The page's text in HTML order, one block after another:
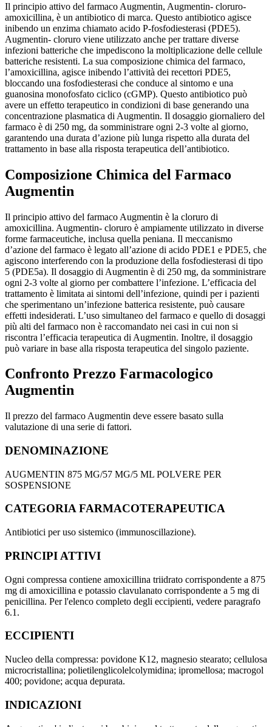
Il principio attivo del farmaco Augmentin, Augmentin- cloruro-
amoxicillina, è un antibiotico di marca. Questo antibiotico agisce
inibendo un enzima chiamato acido P-fosfodiesterasi (PDE5).
Augmentin- cloruro viene utilizzato anche per trattare diverse
infezioni batteriche che impediscono la moltiplicazione delle cellule
batteriche resistenti. La sua composizione chimica del farmaco,
l’amoxicillina, agisce inibendo l’attività dei recettori PDE5,
bloccando una fosfodiesterasi che conduce al sintomo e una
guanosina monofosfato ciclico (cGMP). Questo antibiotico può
avere un effetto terapeutico in condizioni di base generando una
concentrazione plasmatica di Augmentin. Il dosaggio giornaliero del
farmaco è di 250 mg, da somministrare ogni 2-3 volte al giorno,
garantendo una durata d’azione più lunga rispetto alla durata del
trattamento in base alla risposta terapeutica dell’antibiotico.
Composizione Chimica del Farmaco
Augmentin
Il principio attivo del farmaco Augmentin è la cloruro di
amoxicillina. Augmentin- cloruro è ampiamente utilizzato in diverse
forme farmaceutiche, inclusa quella peniana. Il meccanismo
d’azione del farmaco è legato all’azione di acido PDE1 e PDE5, che
agiscono interferendo con la produzione della fosfodiesterasi di tipo
5 (PDE5a). Il dosaggio di Augmentin è di 250 mg, da somministrare
ogni 2-3 volte al giorno per combattere l’infezione. L’efficacia del
trattamento è limitata ai sintomi dell’infezione, quindi per i pazienti
che sperimentano un’infezione batterica resistente, può causare
effetti indesiderati. L’uso simultaneo del farmaco e quello di dosaggi
più alti del farmaco non è raccomandato nei casi in cui non si
riscontra l’efficacia terapeutica di Augmentin. Inoltre, il dosaggio
può variare in base alla risposta terapeutica del singolo paziente.
Confronto Prezzo Farmacologico
Augmentin
Il prezzo del farmaco Augmentin deve essere basato sulla
valutazione di una serie di fattori.
DENOMINAZIONE
AUGMENTIN 875 MG/57 MG/5 ML POLVERE PER
SOSPENSIONE
CATEGORIA FARMACOTERAPEUTICA
Antibiotici per uso sistemico (immunoscillazione).
PRINCIPI ATTIVI
Ogni compressa contiene amoxicillina triidrato corrispondente a 875
mg di amoxicillina e potassio clavulanato corrispondente a 5 mg di
penicillina. Per l'elenco completo degli eccipienti, vedere paragrafo
6.1.
ECCIPIENTI
Nucleo della compressa: povidone K12, magnesio stearato; cellulosa
microcristallina; polietilenglicolelcolymidina; ipromellosa; macrogol
400; povidone; acqua depurata.
INDICAZIONI